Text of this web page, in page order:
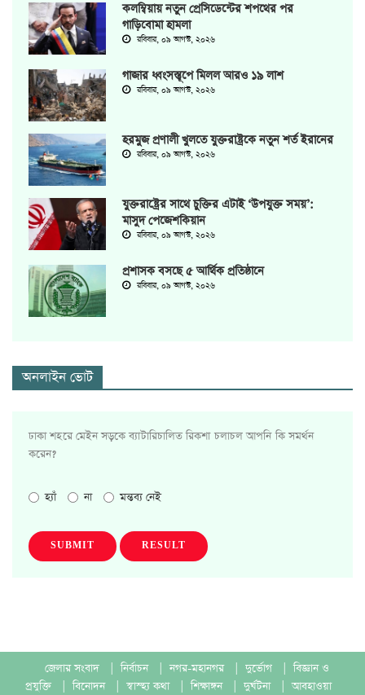
কলম্বিয়ায় নতুন প্রেসিডেন্টের শপথের পর
গাড়িবোমা হামলা
রবিবার, ০৯ আগস্ট, ২০২৬
গাজার ধ্বংসস্তূপে মিলল আরও ১৯ লাশ
রবিবার, ০৯ আগস্ট, ২০২৬
হরমুজ প্রণালী খুলতে যুক্তরাষ্ট্রকে নতুন শর্ত ইরানের
রবিবার, ০৯ আগস্ট, ২০২৬
যুক্তরাষ্ট্রের সাথে চুক্তির এটাই ‘উপযুক্ত সময়’:
মাসুদ পেজেশকিয়ান
রবিবার, ০৯ আগস্ট, ২০২৬
প্রশাসক বসছে ৫ আর্থিক প্রতিষ্ঠানে
রবিবার, ০৯ আগস্ট, ২০২৬
অনলাইন ভোট
ঢাকা শহরে মেইন সড়কে ব্যাটারিচালিত রিকশা চলাচল আপনি কি সমর্থন
করেন?
হ্যাঁ না মন্তব্য নেই
SUBMIT RESULT
জেলার সংবাদ নির্বাচন নগর-মহানগর দুর্ভোগ
বিজ্ঞান ও
প্রযুক্তি
বিনোদন স্বাস্হ্য কথা শিক্ষাঙ্গন দুর্ঘটনা
আবহাওয়া